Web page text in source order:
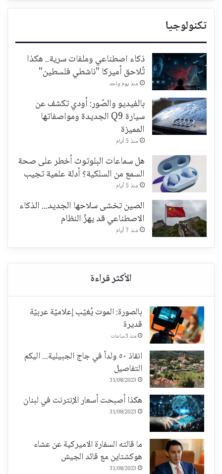
تكنولوجيا
ذكاء اصطناعي وملفات سرية.. هكذا
تُلاحق أميركا "ناشطي فلسطين"
منذ يوم واحد
بالفيديو والصّور: أودي تكشف عن
سيارة Q9 الجديدة ومواصفاتها
المميزة
منذ 5 أيام
هل سماعات البلوتوث أخطر على صحة
السمع من السلكية؟ أدلة علمية تجيب
منذ 5 أيام
الصين تخشى سلاحها الجديد... الذكاء
الاصطناعي قد يهزّ النظام
منذ 7 أيام
بالصورة: الموت يُغيّب إعلاميّة عربيّة
قديرة
منذ 3 ساعات
انقاذ ٥٠ ولداً في جاج الجبيلية... اليكم
التفاصيل
31/08/2023
هكذا أصبحت أسعار الإنترنت في لبنان
31/08/2023
ما قالته السفارة الاميركية عن عشاء
هوكشتاين مع قائد الجيش
31/08/2023